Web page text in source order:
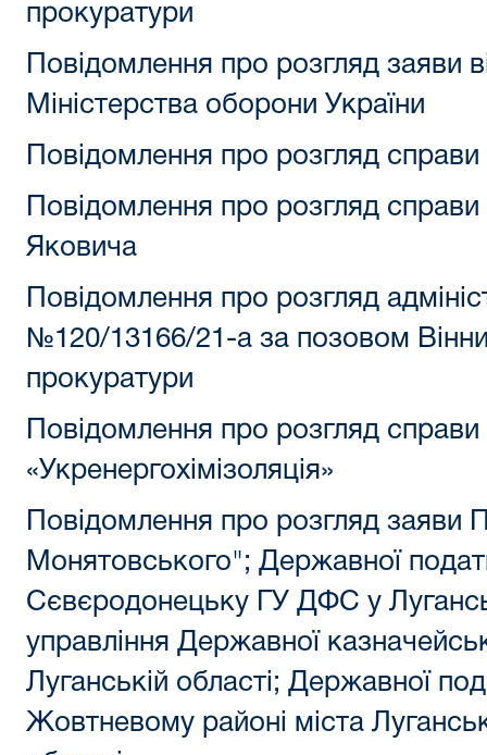
прокуратури
Повідомлення про розгляд заяви
Міністерства оборони України
Повідомлення про розгляд
Повідомлення про розгляд
Яковича
Повідомлення про розгляд
№120/13166/21-а за позовом
прокуратури
Повідомлення про розгляд
«Укренергохімізоляція»
Повідомлення про розгляд
Монятовського"; Державної
Сєвєродонецьку ГУ ДФС у
управління Державної
Луганській області; Державної
Жовтневому районі міста